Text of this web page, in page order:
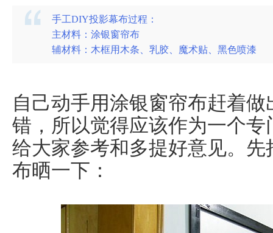
手工DIY投影幕布过程：
主材料：涂银窗帘布
辅材料：木框用木条、乳胶、魔术贴、黑色喷漆
自己动手用涂银窗帘布赶着
错，所以觉得应该作为一个
给大家参考和多提好意见。
布晒一下：